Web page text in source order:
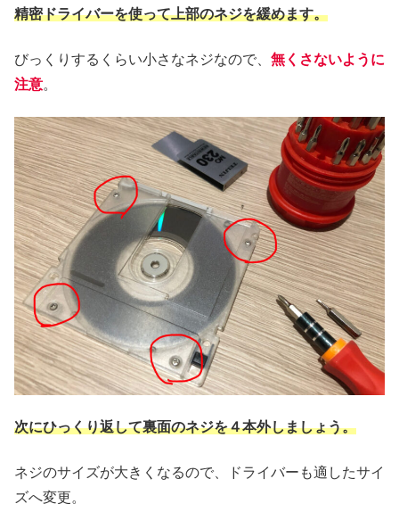
精密ドライバーを使って上部のネジを緩めます。
びっくりするくらい小さなネジなので、 無くさないように
注意。
次にひっくり返して裏面のネジを４本外しましょう。
ネジのサイズが大きくなるので、ドライバーも適したサイ
ズへ変更。